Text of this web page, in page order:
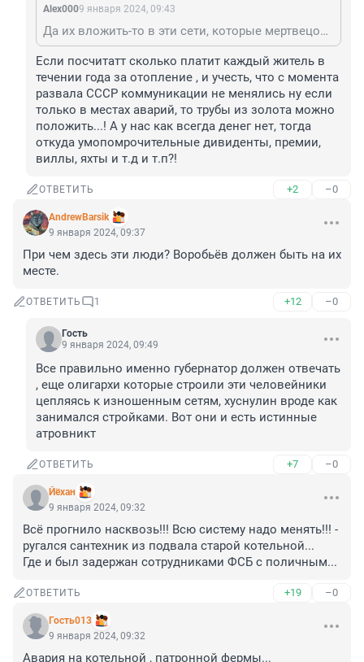
Alex0009 января 2024, 09:43
Да их вложить-то в эти сети, которые мертвецов таскают регулярно, можно, но вот осилите ли вы за отопление 15000 вместо 5000 платить - ещё вопрос...
Если посчитатт сколько платит каждый житель в
течении года за отопление , и учесть, что с момента
развала СССР коммуникации не менялись ну если
только в местах аварий, то трубы из золота можно
положить...! А у нас как всегда денег нет, тогда
откуда умопомрочительные дивиденты, премии,
виллы, яхты и т.д и т.п?!
ОТВЕТИТЬ +2 –0
AndrewBarsik
9 января 2024, 09:37
При чем здесь эти люди? Воробьёв должен быть на их
месте.
ОТВЕТИТЬ 1 +12 –0
Гость
9 января 2024, 09:49
Все правильно именно губернатор должен отвечать
, еще олигархи которые строили эти человейники
цепляясь к изношенным сетям, хуснулин вроде как
занимался стройками. Вот они и есть истинные
атровникт
ОТВЕТИТЬ +7 –0
Йёхан
9 января 2024, 09:32
Всё прогнило насквозь!!! Всю систему надо менять!!! -
ругался сантехник из подвала старой котельной...
Где и был задержан сотрудниками ФСБ с поличным.﻿..
ОТВЕТИТЬ +19 –0
Гость013
9 января 2024, 09:32
Авария на котельной , патронной фермы...